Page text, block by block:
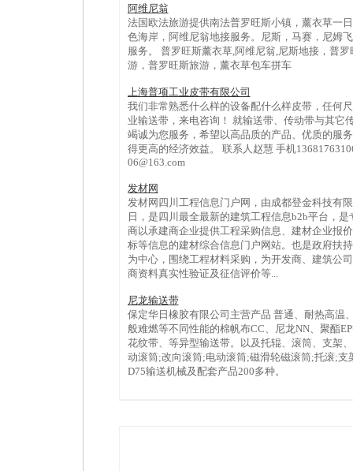
阿维尼翁
法国欧法旅游提供南法普罗旺斯小镇，薰衣草一
色海岸，阿维尼翁地接服务。尼斯，马赛，尼姆
服务。 普罗旺斯薰衣草,阿维尼翁,尼斯地接，普
游，普罗旺斯旅游，薰衣草包车拼车
上海普项工业皮带有限公司
我们非常熟悉什么样的设备配什么样皮带，任何
业输送带，来电咨询！ 就输送带、传动带与其它
竭诚为您服务，希望以高品质的产品、优质的服
得更高的经济效益。 联系人赵慧 手机
06@163.com
发材网
发材网四川工程信息门户网，由成都登金科技有
日，是四川最全最新的建筑工程信息b2b平台，
商以承建商企业提供工程采购信息、建材企业报
标等信息的建材综合信息门户网站。也是政府扶
为中心，围绕工程材料采购，为开发商、建筑公
商资料真实性验证及征信评价等...
尼龙输送带
保定华日橡胶有限公司主营产品 普通、耐热高温
般难燃等不同性能的棉帆布CC、尼龙NN、聚酯
花纹带、等异型输送带。以及托辊、滚筒、支架
动滚筒;改向滚筒;电动滚筒;磁滑轮磁滚筒;托滚;
D75输送机械及配套产品200多种。